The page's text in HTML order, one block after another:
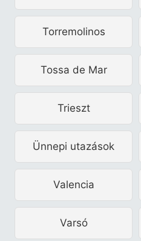
Torremolinos
Tossa de Mar
Trieszt
Ünnepi utazások
Valencia
Varsó